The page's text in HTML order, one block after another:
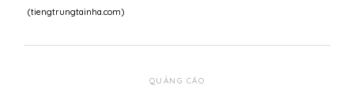
(tiengtrungtainha.com)
QUẢNG CÁO